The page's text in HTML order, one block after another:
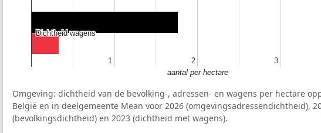
11 2
2 3
3
Dichtheid wagens
Dichtheid wagens
aantal per hectare
Omgeving: dichtheid van de bevolking-, adressen- en wagens per hectare
België en in deelgemeente Mean voor 2026 (omgevingsadressendichtheid),
(bevolkingsdichtheid) en 2023 (dichtheid met wagens).